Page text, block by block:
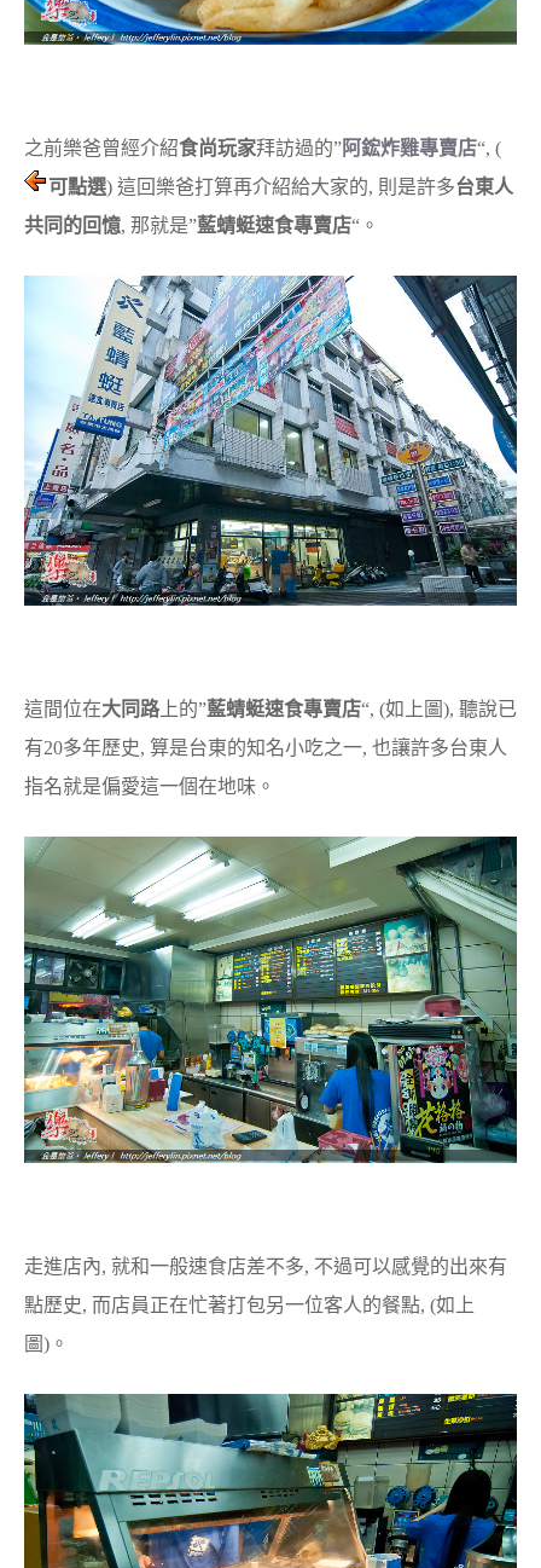
之前樂爸曾經介紹食尚玩家拜訪過的”阿鋐炸雞專賣店“, (
可點選) 這回樂爸打算再介紹給大家的, 則是許多台東人
共同的回憶, 那就是”藍蜻蜓速食專賣店“。
這間位在大同路 上的”藍蜻蜓速食專賣店“, (如上圖), 聽說已
有20多年歷史, 算是台東的知名小吃之一, 也讓許多台東人
指名就是偏愛這一個在地味。
走進店內, 就和一般速食店差不多, 不過可以感覺的出來有
點歷史, 而店員正在忙著打包另一位客人的餐點, (如上
圖)。